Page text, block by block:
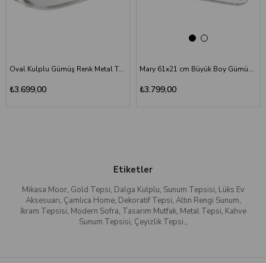
Oval Kulplu Gümüş Renk Metal Tepsi - Büyük Boy Dekoratif Sunum Tepsisi
₺3.699,00
Mary 61x21 cm Büyük Boy Gümüş Metal Dik Tepsi - Burgu Kenarlı Servis Tepsisi
₺3.799,00
Etiketler
Mikasa Moor, Gold Tepsi, Dalga Kulplu, Sunum Tepsisi, Lüks Ev
Aksesuarı, Çamlıca Home, Dekoratif Tepsi, Altın Rengi Sunum,
İkram Tepsisi, Modern Sofra, Tasarım Mutfak, Metal Tepsi, Kahve
Sunum Tepsisi, Çeyizlik Tepsi.,